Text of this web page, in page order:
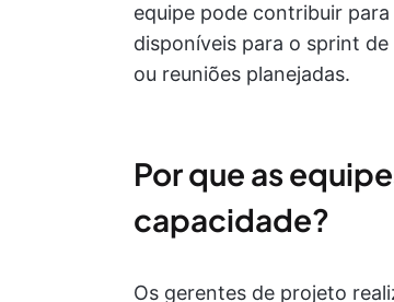
equipe pode contribuir
disponíveis para o sprint
ou reuniões planejadas.
Por que as
capacidade?
Os gerentes de projeto